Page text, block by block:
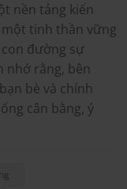
nền tảng kiến
tinh thần vững
đường sự
nhớ rằng, bên
bè và chính
cân bằng, ý